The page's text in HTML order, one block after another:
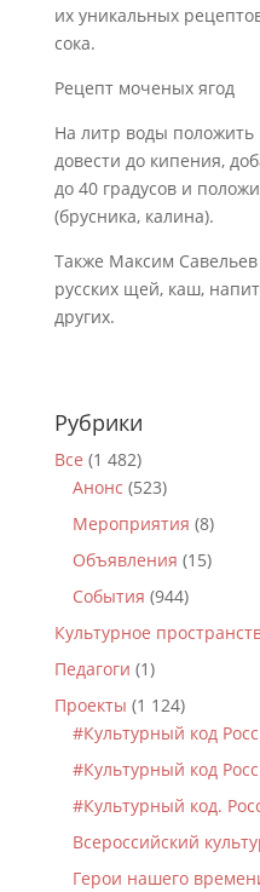
их уникальных
сока.
Рецепт моченых ягод
На литр воды
довести до кипения,
до 40 градусов и
(брусника, калина).
Также Максим
русских щей, каш,
других.
Рубрики
Все (1 482)
Анонс (523)
Мероприятия (8)
Объявления (15)
События (944)
Культурное
Педагоги (1)
Проекты (1 124)
#Культурный код
#Культурный код
#Культурный код.
Всероссийский
Герои нашего